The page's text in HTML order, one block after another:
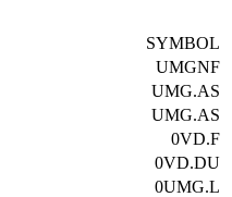
SYMBOL
UMGNF
UMG.AS
UMG.AS
0VD.F
0VD.DU
0UMG.L